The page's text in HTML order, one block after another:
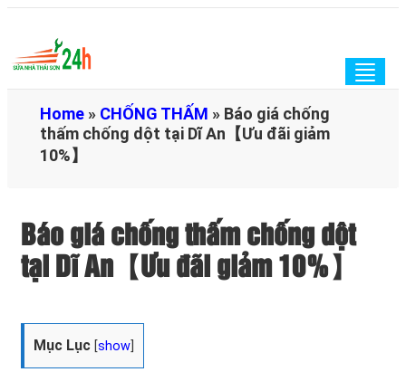
Home » CHỐNG THẤM » Báo giá chống
thấm chống dột tại Dĩ An【Ưu đãi giảm
10%】
Báo giá chống thấm chống dột
tại Dĩ An【Ưu đãi giảm 10%】
Mục Lục [show